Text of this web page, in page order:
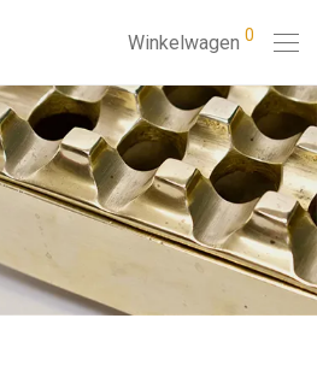
Winkelwagen 0